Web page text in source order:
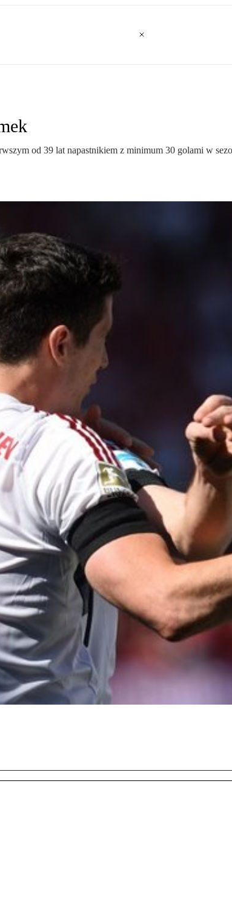
od 39 lat napastnikiem z minimum 30 golami w